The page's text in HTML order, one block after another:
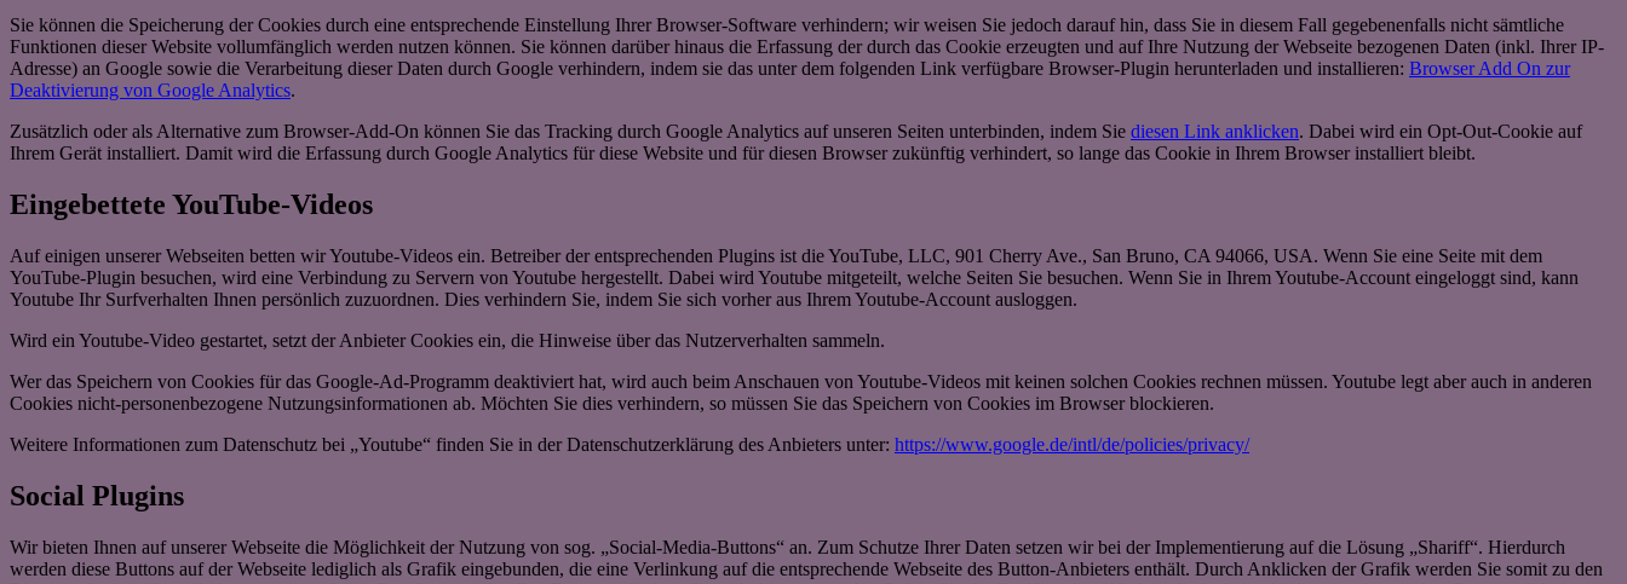
Sie können die Speicherung der Cookies durch eine entsprechende Einstellung Ihrer Browser-Software verhindern; wir weisen Sie jedoch darauf hin, dass Sie in diesem Fall gegebenenfalls nicht sämtliche
Funktionen dieser Website vollumfänglich werden nutzen können. Sie können darüber hinaus die Erfassung der durch das Cookie erzeugten und auf Ihre Nutzung der Webseite bezogenen Daten (inkl. Ihrer IP-
Adresse) an Google sowie die Verarbeitung dieser Daten durch Google verhindern, indem sie das unter dem folgenden Link verfügbare Browser-Plugin herunterladen und installieren: Browser Add On zur
Deaktivierung von Google Analytics.
Zusätzlich oder als Alternative zum Browser-Add-On können Sie das Tracking durch Google Analytics auf unseren Seiten unterbinden, indem Sie diesen Link anklicken. Dabei wird ein Opt-Out-Cookie auf
Ihrem Gerät installiert. Damit wird die Erfassung durch Google Analytics für diese Website und für diesen Browser zukünftig verhindert, so lange das Cookie in Ihrem Browser installiert bleibt.
Eingebettete YouTube-Videos
Auf einigen unserer Webseiten betten wir Youtube-Videos ein. Betreiber der entsprechenden Plugins ist die YouTube, LLC, 901 Cherry Ave., San Bruno, CA 94066, USA. Wenn Sie eine Seite mit dem
YouTube-Plugin besuchen, wird eine Verbindung zu Servern von Youtube hergestellt. Dabei wird Youtube mitgeteilt, welche Seiten Sie besuchen. Wenn Sie in Ihrem Youtube-Account eingeloggt sind, kann
Youtube Ihr Surfverhalten Ihnen persönlich zuzuordnen. Dies verhindern Sie, indem Sie sich vorher aus Ihrem Youtube-Account ausloggen.
Wird ein Youtube-Video gestartet, setzt der Anbieter Cookies ein, die Hinweise über das Nutzerverhalten sammeln.
Wer das Speichern von Cookies für das Google-Ad-Programm deaktiviert hat, wird auch beim Anschauen von Youtube-Videos mit keinen solchen Cookies rechnen müssen. Youtube legt aber auch in anderen
Cookies nicht-personenbezogene Nutzungsinformationen ab. Möchten Sie dies verhindern, so müssen Sie das Speichern von Cookies im Browser blockieren.
Weitere Informationen zum Datenschutz bei „Youtube“ finden Sie in der Datenschutzerklärung des Anbieters unter: https://www.google.de/intl/de/policies/privacy/
Social Plugins
Wir bieten Ihnen auf unserer Webseite die Möglichkeit der Nutzung von sog. „Social-Media-Buttons“ an. Zum Schutze Ihrer Daten setzen wir bei der Implementierung auf die Lösung „Shariff“. Hierdurch
werden diese Buttons auf der Webseite lediglich als Grafik eingebunden, die eine Verlinkung auf die entsprechende Webseite des Button-Anbieters enthält. Durch Anklicken der Grafik werden Sie somit zu den